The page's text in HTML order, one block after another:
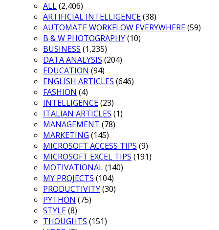
ALL(2,406)
ARTIFICIAL INTELLIGENCE(38)
AUTOMATE WORKFLOW EVERYWHERE(59)
B & W PHOTOGRAPHY(10)
BUSINESS (1,235)
DATA ANALYSIS (204)
EDUCATION (94)
ENGLISH ARTICLES (646)
FASHION (4)
INTELLIGENCE(23)
ITALIAN ARTICLES (1)
MANAGEMENT (78)
MARKETING (145)
MICROSOFT ACCESS TIPS (9)
MICROSOFT EXCEL TIPS (191)
MOTIVATIONAL(140)
MY PROJECTS (104)
PRODUCTIVITY(30)
PYTHON (75)
STYLE(8)
THOUGHTS (151)